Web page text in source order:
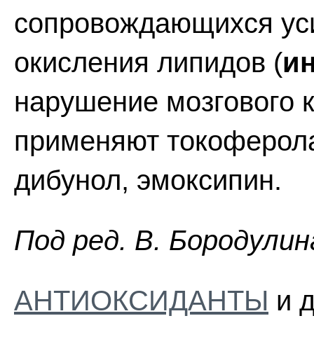
сопровождающихся
окисления липидов (
нарушение мозгового
применяют
дибунол, эмоксипин.
Пoд peд. B.
АНТИОКСИДАНТЫ и